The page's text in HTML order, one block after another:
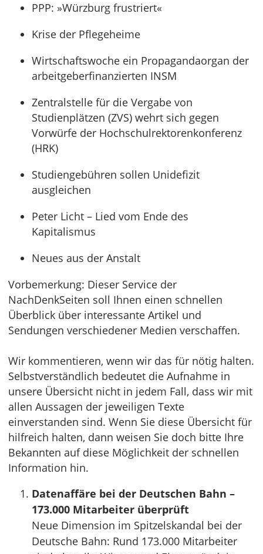
PPP: »Würzburg frustriert«
Krise der Pflegeheime
Wirtschaftswoche ein Propagandaorgan der
arbeitgeberfinanzierten INSM
Zentralstelle für die Vergabe von
Studienplätzen (ZVS) wehrt sich gegen
Vorwürfe der Hochschulrektorenkonferenz
(HRK)
Studiengebühren sollen Unidefizit
ausgleichen
Peter Licht – Lied vom Ende des
Kapitalismus
Neues aus der Anstalt
Vorbemerkung: Dieser Service der
NachDenkSeiten soll Ihnen einen schnellen
Überblick über interessante Artikel und
Sendungen verschiedener Medien verschaffen.
Wir kommentieren, wenn wir das für nötig halten.
Selbstverständlich bedeutet die Aufnahme in
unsere Übersicht nicht in jedem Fall, dass wir mit
allen Aussagen der jeweiligen Texte
einverstanden sind. Wenn Sie diese Übersicht für
hilfreich halten, dann weisen Sie doch bitte Ihre
Bekannten auf diese Möglichkeit der schnellen
Information hin.
Datenaffäre bei der Deutschen Bahn –
173.000 Mitarbeiter überprüft
Neue Dimension im Spitzelskandal bei der
Deutsche Bahn: Rund 173.000 Mitarbeiter